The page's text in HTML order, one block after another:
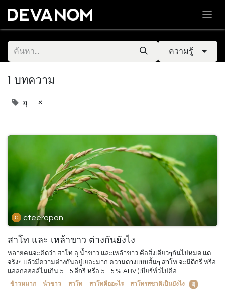
ความรู้
1 บทความ
อุ ×
cteerapan
สาโท และ เหล้าขาว ต่างกันยังไง
หลายคนจะคิดว่า สาโท อุ น้ำขาว และเหล้าขาว คือสิ่งเดียวๆกันไปหมด แต่
จริงๆ แล้วมีความต่างกันอยู่เยอะมาก ความต่างแบบสั้นๆ สาโท จะมีดีกรี หรือ
แอลกอฮอล์ไม่เกิน 5-15 ดีกรี หรีอ 5-15 % ABV (เบียร์ทั่วไปคือ ...
ข้าวหมาก น้ำขาว สาโท สาโทคืออะไร สาโทรสชาติเป็นยังไง
อุ